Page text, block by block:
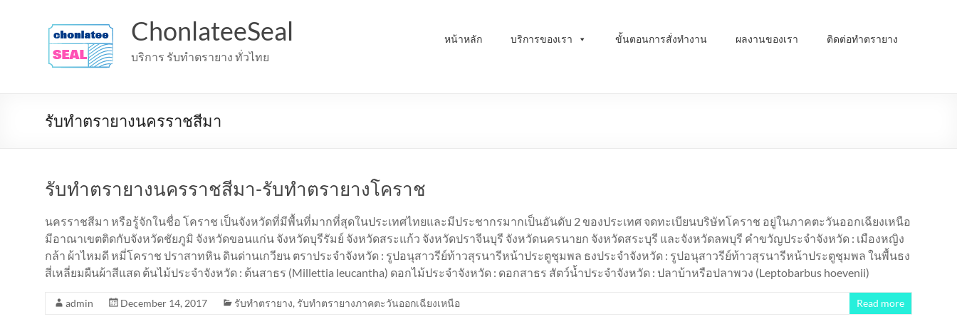
ChonlateeSeal
บริการ รับทำตรายาง ทั่วไทย
หน้าหลัก บริการของเรา ขั้นตอนการสั่งทำงาน ผลงานของเรา ติดต่อทำตรายาง
รับทำตรายางนครราชสีมา
รับทำตรายางนครราชสีมา-รับทำตรายางโคราช
นครราชสีมา หรือรู้จักในชื่อ โคราช เป็นจังหวัดที่มีพื้นที่มากที่สุดในประเทศไทยและมีประชากรมากเป็นอันดับ 2 ของประเทศ จดทะเบียนบริษัทโคราช อยู่ในภาคตะวันออกเฉียงเหนือ
มีอาณาเขตติดกับจังหวัดชัยภูมิ จังหวัดขอนแก่น จังหวัดบุรีรัมย์ จังหวัดสระแก้ว จังหวัดปราจีนบุรี จังหวัดนครนายก จังหวัดสระบุรี และจังหวัดลพบุรี คำขวัญประจำจังหวัด : เมืองหญิง
กล้า ผ้าไหมดี หมี่โคราช ปราสาทหิน ดินด่านเกวียน ตราประจำจังหวัด : รูปอนุสาวรีย์ท้าวสุรนารีหน้าประตูชุมพล ธงประจำจังหวัด : รูปอนุสาวรีย์ท้าวสุรนารีหน้าประตูชุมพล ในพื้นธง
สี่เหลี่ยมผืนผ้าสีแสด ต้นไม้ประจำจังหวัด : ต้นสาธร (Millettia leucantha) ดอกไม้ประจำจังหวัด : ดอกสาธร สัตว์น้ำประจำจังหวัด : ปลาบ้าหรือปลาพวง (Leptobarbus hoevenii)
admin December 14, 2017 รับทำตรายาง, รับทำตรายางภาคตะวันออกเฉียงเหนือ Read more